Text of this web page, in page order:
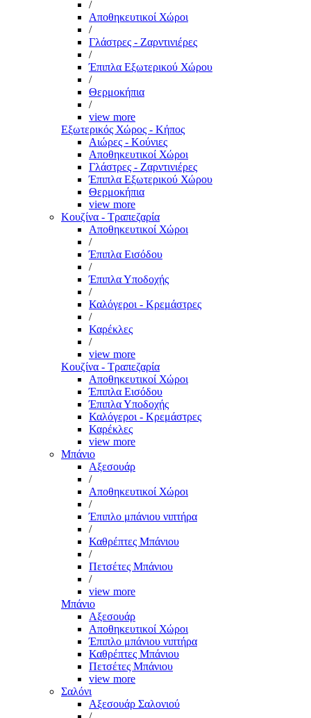
/
Αποθηκευτικοί Χώροι
/
Γλάστρες - Ζαρντινιέρες
/
Έπιπλα Εξωτερικού Χώρου
/
Θερμοκήπια
/
view more
Εξωτερικός Χώρος - Κήπος
Αιώρες - Κούνιες
Αποθηκευτικοί Χώροι
Γλάστρες - Ζαρντινιέρες
Έπιπλα Εξωτερικού Χώρου
Θερμοκήπια
view more
Κουζίνα - Τραπεζαρία
Αποθηκευτικοί Χώροι
/
Έπιπλα Εισόδου
/
Έπιπλα Υποδοχής
/
Καλόγεροι - Κρεμάστρες
/
Καρέκλες
/
view more
Κουζίνα - Τραπεζαρία
Αποθηκευτικοί Χώροι
Έπιπλα Εισόδου
Έπιπλα Υποδοχής
Καλόγεροι - Κρεμάστρες
Καρέκλες
view more
Μπάνιο
Αξεσουάρ
/
Αποθηκευτικοί Χώροι
/
Έπιπλο μπάνιου νιπτήρα
/
Καθρέπτες Μπάνιου
/
Πετσέτες Μπάνιου
/
view more
Μπάνιο
Αξεσουάρ
Αποθηκευτικοί Χώροι
Έπιπλο μπάνιου νιπτήρα
Καθρέπτες Μπάνιου
Πετσέτες Μπάνιου
view more
Σαλόνι
Αξεσουάρ Σαλονιού